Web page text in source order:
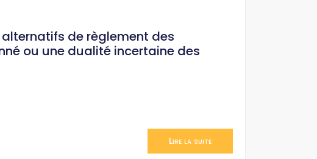
alternatifs de règlement des
ou une dualité incertaine des
Lire la suite